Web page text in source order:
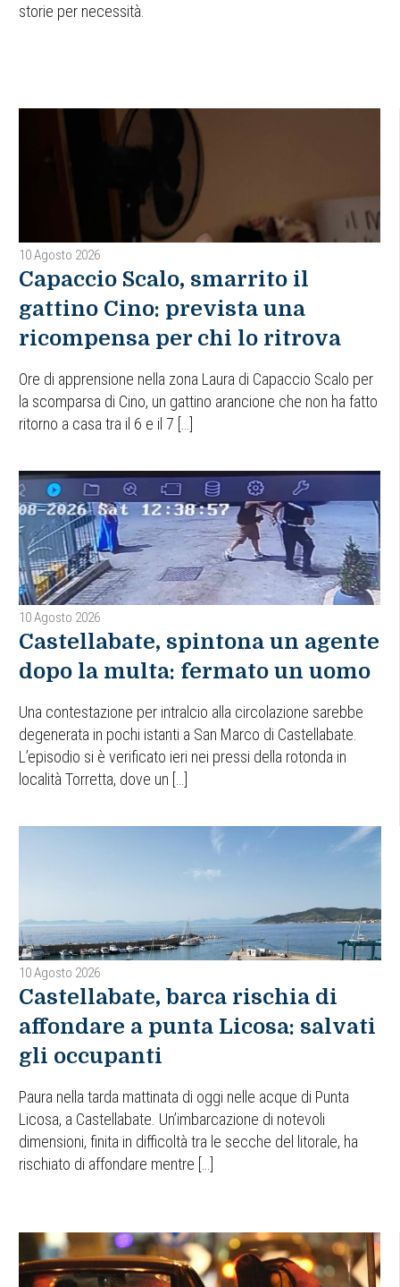
storie per necessità.
10 Agosto 2026
Capaccio Scalo, smarrito il
gattino Cino: prevista una
ricompensa per chi lo ritrova
Ore di apprensione nella zona Laura di Capaccio Scalo per
la scomparsa di Cino, un gattino arancione che non ha fatto
ritorno a casa tra il 6 e il 7 […]
10 Agosto 2026
Castellabate, spintona un agente
dopo la multa: fermato un uomo
Una contestazione per intralcio alla circolazione sarebbe
degenerata in pochi istanti a San Marco di Castellabate.
L’episodio si è verificato ieri nei pressi della rotonda in
località Torretta, dove un […]
10 Agosto 2026
Castellabate, barca rischia di
affondare a punta Licosa: salvati
gli occupanti
Paura nella tarda mattinata di oggi nelle acque di Punta
Licosa, a Castellabate. Un’imbarcazione di notevoli
dimensioni, finita in difficoltà tra le secche del litorale, ha
rischiato di affondare mentre […]